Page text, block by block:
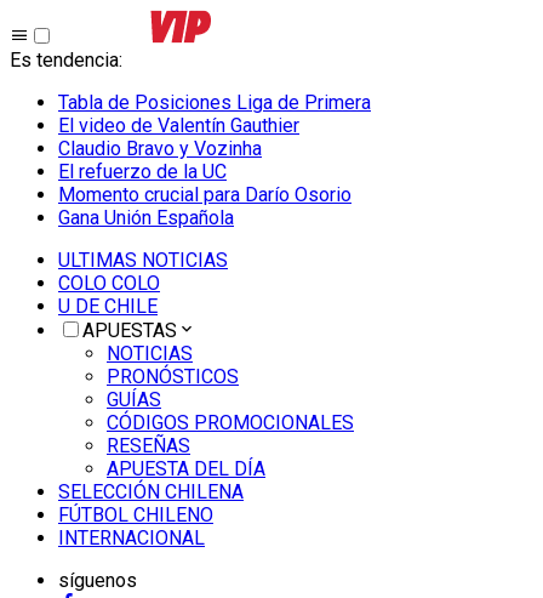
Es tendencia:
Tabla de Posiciones Liga de Primera
El video de Valentín Gauthier
Claudio Bravo y Vozinha
El refuerzo de la UC
Momento crucial para Darío Osorio
Gana Unión Española
ULTIMAS NOTICIAS
COLO COLO
U DE CHILE
APUESTAS
NOTICIAS
PRONÓSTICOS
GUÍAS
CÓDIGOS PROMOCIONALES
RESEÑAS
APUESTA DEL DÍA
SELECCIÓN CHILENA
FÚTBOL CHILENO
INTERNACIONAL
síguenos